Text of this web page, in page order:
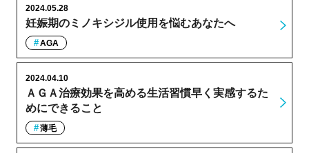
妊娠期のミノキシジル使用を悩むあなたへ
2024.05.28
AGA
ＡＧＡ治療効果を高める生活習慣早く実感するた
めにできること
2024.04.10
薄毛